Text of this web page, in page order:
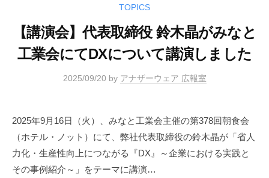
TOPICS
【講演会】代表取締役 鈴木晶がみなと
工業会にてDXについて講演しました
2025/09/20 by アナザーウェア 広報室
2025年9月16日（火）、みなと工業会主催の第378回朝食会
（ホテル・ノット）にて、弊社代表取締役の鈴木晶が「省人
力化・生産性向上につながる『DX』～企業における実践と
その事例紹介～」をテーマに講演…